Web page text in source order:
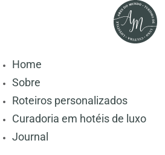
Home
Sobre
Roteiros personalizados
Curadoria em hotéis de luxo
Journal